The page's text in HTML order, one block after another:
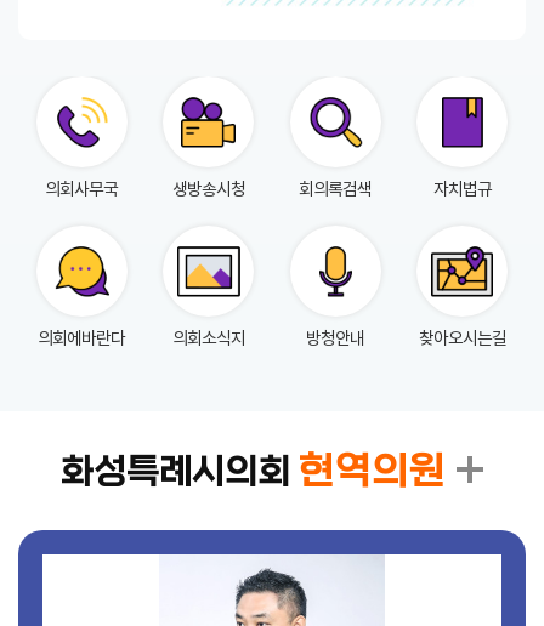
자
여
의회사무국 생방송시청 회의록검색 자치법규
의회에바란다 의회소식지 방청안내 찾아오시는길
화성특례시의회 현역의원